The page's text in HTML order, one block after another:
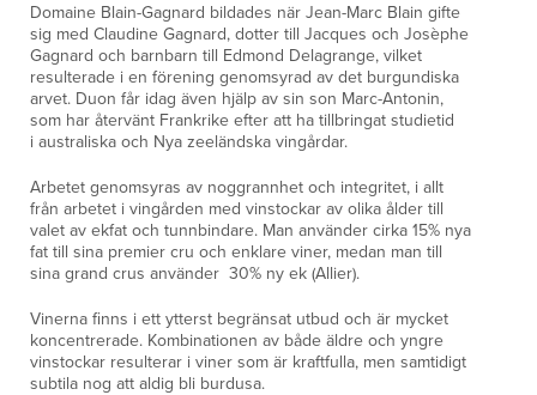
Domaine Blain-Gagnard bildades när Jean-Marc Blain gifte
sig med Claudine Gagnard, dotter till Jacques och Josèphe
Gagnard och barnbarn till Edmond Delagrange, vilket
resulterade i en förening genomsyrad av det burgundiska
arvet. Duon får idag även hjälp av sin son Marc-Antonin,
som har återvänt Frankrike efter att ha tillbringat studietid
i australiska och Nya zeeländska vingårdar.
Arbetet genomsyras av noggrannhet och integritet, i allt
från arbetet i vingården med vinstockar av olika ålder till
valet av ekfat och tunnbindare. Man använder cirka 15% nya
fat till sina premier cru och enklare viner, medan man till
sina grand crus använder 30% ny ek (Allier).
Vinerna finns i ett ytterst begränsat utbud och är mycket
koncentrerade. Kombinationen av både äldre och yngre
vinstockar resulterar i viner som är kraftfulla, men samtidigt
subtila nog att aldig bli burdusa.